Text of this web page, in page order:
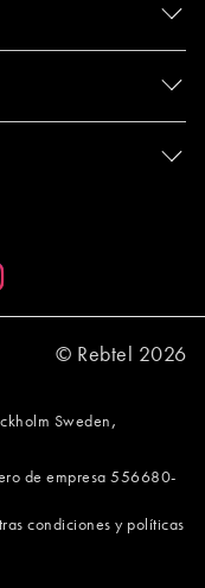
© Rebtel 2026
Sweden ,
de empresa 556680-
condiciones y políticas